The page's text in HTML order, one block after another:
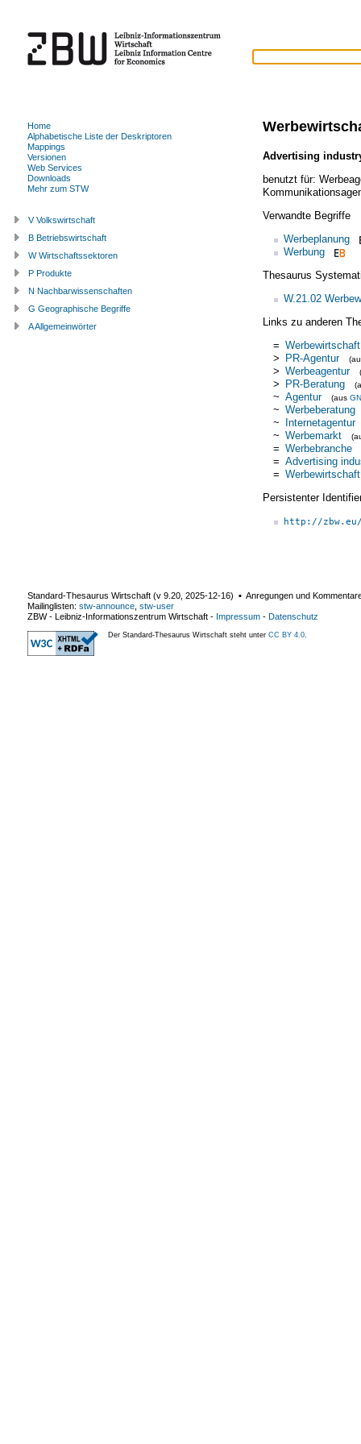
Advertising
benutzt für:
Verwandte Begriffe
Werbeplanung
Werbung
Thesaurus
W.21.02
Links zu anderen
= Werbewirtschaft
> PR-Agentur
> Werbeagentur
> PR-Beratung
~ Agentur (aus
~ Werbeberatung
~ Internetagentur
~ Werbemarkt
= Werbebranche
= Advertising
= Werbewirtschaft
Persistenter
http://
Home
Alphabetische Liste der Deskriptoren
Mappings
Versionen
Web Services
Downloads
Mehr zum STW
V Volkswirtschaft
B Betriebswirtschaft
W Wirtschaftssektoren
P Produkte
N Nachbarwissenschaften
G Geographische Begriffe
A Allgemeinwörter
Standard-Thesaurus Wirtschaft (v 9.20 2025-12-16) ▪ Anregungen und
Mailinglisten: stw-announce stw-user
ZBW - Leibniz-Informationszentrum Wirtschaft - Impressum - Datenschutz
Der Standard-Thesaurus Wirtschaft steht unter CC BY 4.0